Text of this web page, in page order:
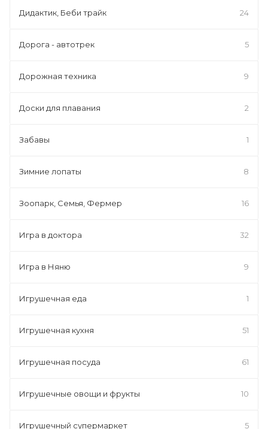
Дидактик, Беби трайк 24
Дорога - автотрек 5
Дорожная техника 9
Доски для плавания 2
Забавы 1
Зимние лопаты 8
Зоопарк, Семья, Фермер 16
Игра в доктора 32
Игра в Няню 9
Игрушечная еда 1
Игрушечная кухня 51
Игрушечная посуда 61
Игрушечные овощи и фрукты 10
Игрушечный супермаркет 5